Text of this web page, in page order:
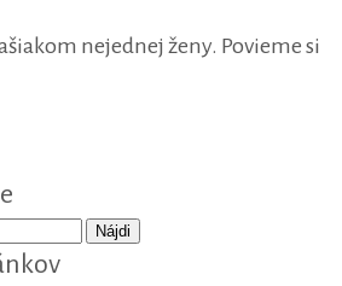
nejednej ženy. Povieme si